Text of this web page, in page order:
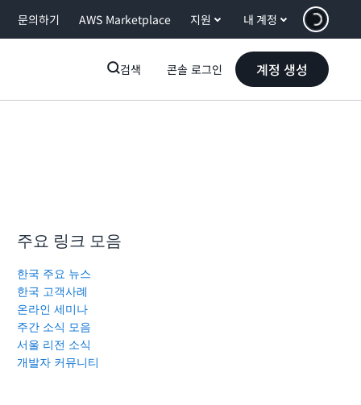
문의하기 AWS Marketplace 지원 내 계정
검색 콘솔 로그인 계정 생성
주요 링크 모음
한국 주요 뉴스
한국 고객사례
온라인 세미나
주간 소식 모음
서울 리전 소식
개발자 커뮤니티